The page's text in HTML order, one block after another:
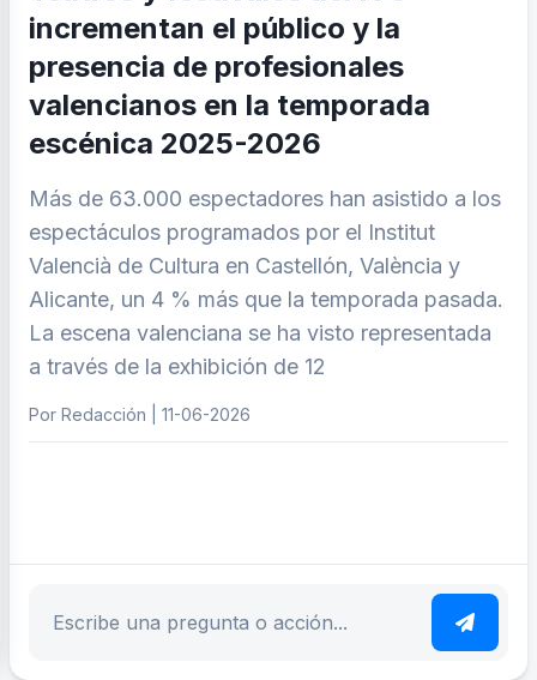
incrementan el público y la
presencia de profesionales
valencianos en la temporada
escénica 2025-2026
Más de 63.000 espectadores han asistido a los
espectáculos programados por el Institut
Valencià de Cultura en Castellón, València y
Alicante, un 4 % más que la temporada pasada.
La escena valenciana se ha visto representada
a través de la exhibición de 12
Por Redacción | 11-06-2026
Escribe tu pregunta